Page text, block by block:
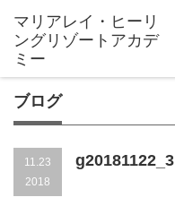
ブログ
11.23
2018
g20181122_3